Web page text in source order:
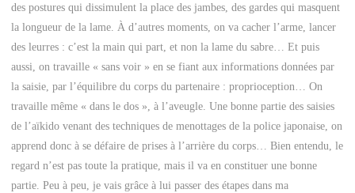
des postures qui dissimulent la place des jambes, des gardes qui masquent
la longueur de la lame. À d’autres moments, on va cacher l’arme, lancer
des leurres : c’est la main qui part, et non la lame du sabre… Et puis
aussi, on travaille « sans voir » en se fiant aux informations données par
la saisie, par l’équilibre du corps du partenaire : proprioception… On
travaille même « dans le dos », à l’aveugle. Une bonne partie des saisies
de l’aïkido venant des techniques de menottages de la police japonaise, on
apprend donc à se défaire de prises à l’arrière du corps… Bien entendu, le
regard n’est pas toute la pratique, mais il va en constituer une bonne
partie. Peu à peu, je vais grâce à lui passer des étapes dans ma